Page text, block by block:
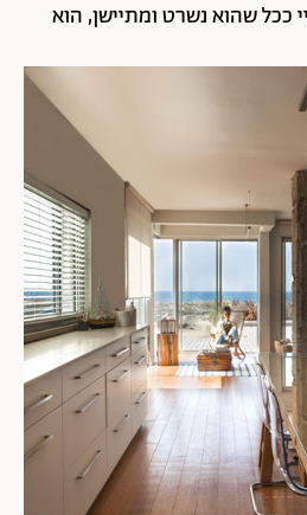
ככל שהוא נשרט ומתיישן, הוא